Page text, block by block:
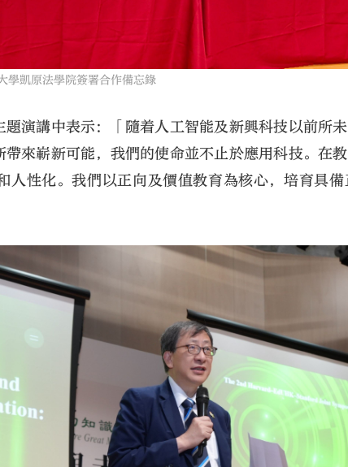
學凱原法學院簽署合作備忘錄
演講中表示：「隨着人工智能及新興科技以前所
來嶄新可能，我們的使命並不止於應用科技。在
人性化。我們以正向及價值教育為核心，培育具